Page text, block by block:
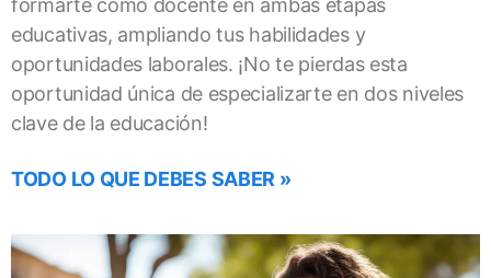
formarte como docente en ambas etapas
educativas, ampliando tus habilidades y
oportunidades laborales. ¡No te pierdas esta
oportunidad única de especializarte en dos niveles
clave de la educación!
TODO LO QUE DEBES SABER »